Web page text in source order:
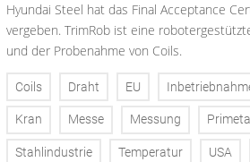
Hyundai Steel hat das Final Acceptance
vergeben. TrimRob ist eine
und der Probenahme von Coils.
Coils Draht EU
Kran Messe Messung
Stahlindustrie Temperatur USA